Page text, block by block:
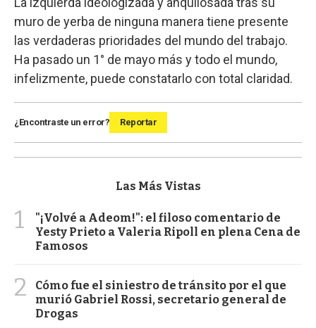
muro de yerba de ninguna manera tiene presente
las verdaderas prioridades del mundo del trabajo.
Ha pasado un 1° de mayo más y todo el mundo,
infelizmente, puede constatarlo con total claridad.
¿Encontraste un error? Reportar
Las Más Vistas
1
"¡Volvé a Adeom!": el filoso comentario de
Yesty Prieto a Valeria Ripoll en plena Cena de
Famosos
2
Cómo fue el siniestro de tránsito por el que
murió Gabriel Rossi, secretario general de
Drogas